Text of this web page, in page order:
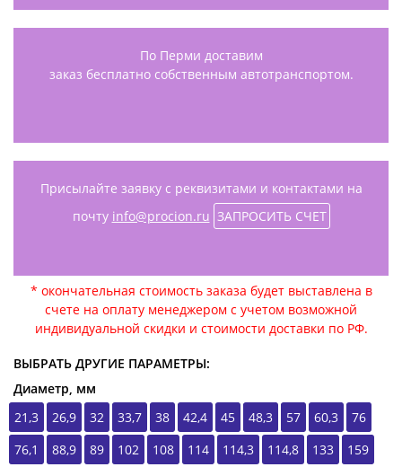
По Перми доставим
заказ бесплатно собственным автотранспортом.
Присылайте заявку с реквизитами и контактами на
почту info@procion.ru ЗАПРОСИТЬ СЧЕТ
* окончательная стоимость заказа будет выставлена в
счете на оплату менеджером с учетом возможной
индивидуальной скидки и стоимости доставки по РФ.
ВЫБРАТЬ ДРУГИЕ ПАРАМЕТРЫ:
Диаметр, мм
21,3
26,9 32 33,7 38 42,4 45 48,3 57 60,3
76
76,1
88,9 89 102 108 114 114,3 114,8 133 159